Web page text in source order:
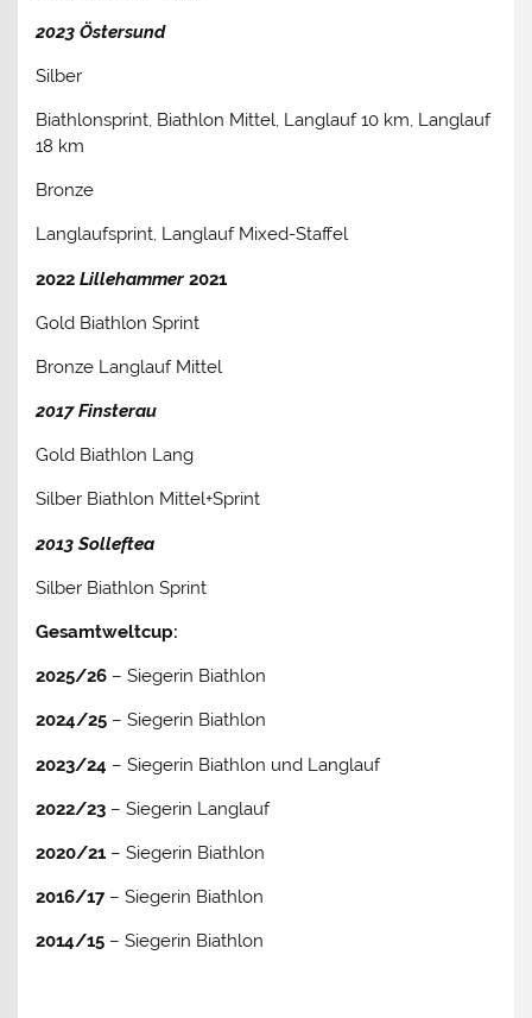
2023 Östersund
Silber
Biathlonsprint, Biathlon Mittel, Langlauf 10 km, Langlauf
18 km
Bronze
Langlaufsprint, Langlauf Mixed-Staffel
2022Lillehammer 2021
Gold Biathlon Sprint
Bronze Langlauf Mittel
2017 Finsterau
Gold Biathlon Lang
Silber Biathlon Mittel+Sprint
2013 Solleftea
Silber Biathlon Sprint
Gesamtweltcup:
2025/26 – Siegerin Biathlon
2024/25 – Siegerin Biathlon
2023/24 – Siegerin Biathlon und Langlauf
2022/23 – Siegerin Langlauf
2020/21 – Siegerin Biathlon
2016/17– Siegerin Biathlon
2014/15 – Siegerin Biathlon